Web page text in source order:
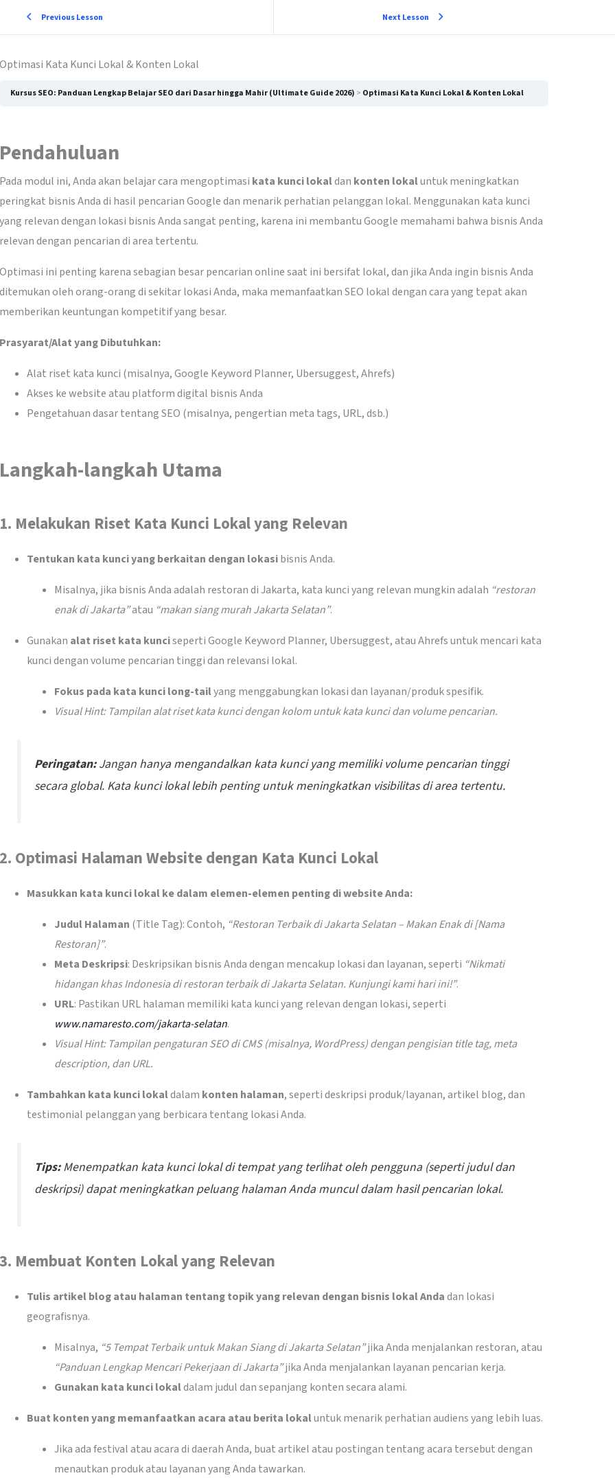
Previous Lesson Next Lesson
Optimasi Kata Kunci Lokal & Konten Lokal
Kursus SEO: Panduan Lengkap Belajar SEO dari Dasar hingga Mahir (Ultimate Guide 2026) Optimasi Kata Kunci Lokal & Konten Lokal
Pendahuluan
Pada modul ini, Anda akan belajar cara mengoptimasi kata kunci lokaldan konten lokaluntuk meningkatkan
peringkat bisnis Anda di hasil pencarian Google dan menarik perhatian pelanggan lokal. Menggunakan kata kunci
yang relevan dengan lokasi bisnis Anda sangat penting, karena ini membantu Google memahami bahwa bisnis Anda
relevan dengan pencarian di area tertentu.
Optimasi ini penting karena sebagian besar pencarian online saat ini bersifat lokal, dan jika Anda ingin bisnis Anda
ditemukan oleh orang-orang di sekitar lokasi Anda, maka memanfaatkan SEO lokal dengan cara yang tepat akan
memberikan keuntungan kompetitif yang besar.
Prasyarat/Alat yang Dibutuhkan:
Alat riset kata kunci (misalnya, Google Keyword Planner, Ubersuggest, Ahrefs)
Akses ke website atau platform digital bisnis Anda
Pengetahuan dasar tentang SEO (misalnya, pengertian meta tags, URL, dsb.)
Langkah-langkah Utama
1. Melakukan Riset Kata Kunci Lokal yang Relevan
Tentukan kata kunci yang berkaitan dengan lokasibisnis Anda.
Misalnya, jika bisnis Anda adalah restoran di Jakarta, kata kunci yang relevan mungkin adalah “restoran
enak di Jakarta”atau “makan siang murah Jakarta Selatan”.
Gunakan alat riset kata kunciseperti Google Keyword Planner, Ubersuggest, atau Ahrefs untuk mencari kata
kunci dengan volume pencarian tinggi dan relevansi lokal.
Fokus pada kata kunci long-tailyang menggabungkan lokasi dan layanan/produk spesifik.
Visual Hint: Tampilan alat riset kata kunci dengan kolom untuk kata kunci dan volume pencarian.
Peringatan:Jangan hanya mengandalkan kata kunci yang memiliki volume pencarian tinggi
secara global. Kata kunci lokal lebih penting untuk meningkatkan visibilitas di area tertentu.
2. Optimasi Halaman Website dengan Kata Kunci Lokal
Masukkan kata kunci lokal ke dalam elemen-elemen penting di website Anda:
Judul Halaman (Title Tag): Contoh, “Restoran Terbaik di Jakarta Selatan – Makan Enak di [Nama
Restoran]”.
Meta Deskripsi: Deskripsikan bisnis Anda dengan mencakup lokasi dan layanan, seperti “Nikmati
hidangan khas Indonesia di restoran terbaik di Jakarta Selatan. Kunjungi kami hari ini!”.
URL: Pastikan URL halaman memiliki kata kunci yang relevan dengan lokasi, seperti
www.namaresto.com/jakarta-selatan.
Visual Hint: Tampilan pengaturan SEO di CMS (misalnya, WordPress) dengan pengisian title tag, meta
description, dan URL.
Tambahkan kata kunci lokaldalam konten halaman, seperti deskripsi produk/layanan, artikel blog, dan
testimonial pelanggan yang berbicara tentang lokasi Anda.
Tips:Menempatkan kata kunci lokal di tempat yang terlihat oleh pengguna (seperti judul dan
deskripsi) dapat meningkatkan peluang halaman Anda muncul dalam hasil pencarian lokal.
3. Membuat Konten Lokal yang Relevan
Tulis artikel blog atau halaman tentang topik yang relevan dengan bisnis lokal Andadan lokasi
geografisnya.
Misalnya, “5 Tempat Terbaik untuk Makan Siang di Jakarta Selatan”jika Anda menjalankan restoran, atau
“Panduan Lengkap Mencari Pekerjaan di Jakarta”jika Anda menjalankan layanan pencarian kerja.
Gunakan kata kunci lokaldalam judul dan sepanjang konten secara alami.
Buat konten yang memanfaatkan acara atau berita lokaluntuk menarik perhatian audiens yang lebih luas.
Jika ada festival atau acara di daerah Anda, buat artikel atau postingan tentang acara tersebut dengan
menautkan produk atau layanan yang Anda tawarkan.